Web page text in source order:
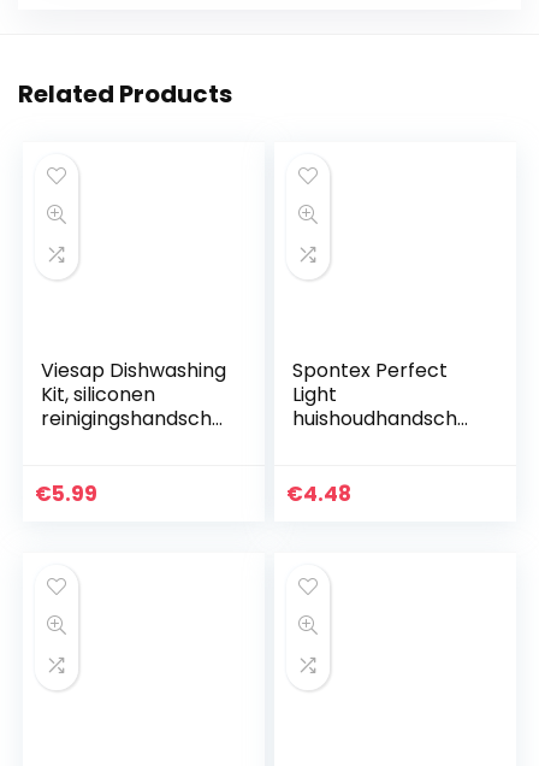
Related Products
Viesap Dishwashing
Kit, siliconen
reinigingshandscho
nen met scrubber,
€5.99
Spontex Perfect
Light
huishoudhandscho
reinigingswerkzaa
€4.48